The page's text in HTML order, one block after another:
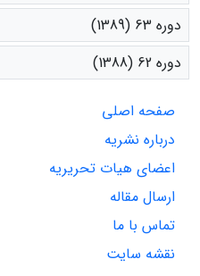
دوره 63 (1389)
دوره 62 (1388)
صفحه اصلی
درباره نشریه
اعضای هیات تحریریه
ارسال مقاله
تماس با ما
نقشه سایت